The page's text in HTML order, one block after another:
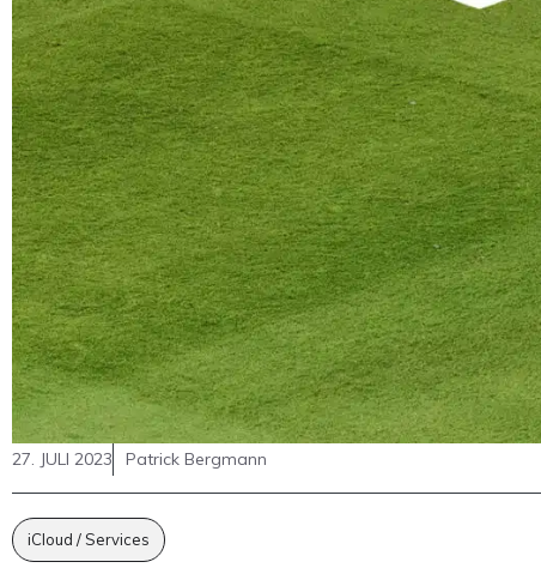
27. JULI 2023 Patrick Bergmann
iCloud / Services